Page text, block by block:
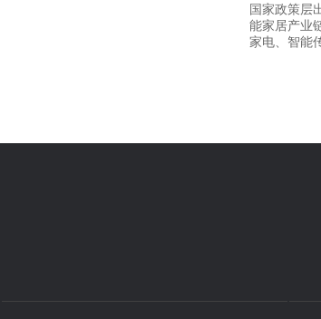
国家政策层
能家居产业
家电、智能